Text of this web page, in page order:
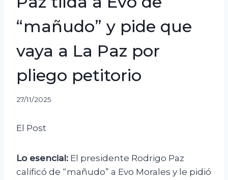
“mañudo” y pide que
vaya a La Paz por
pliego petitorio
27/11/2025
El Post
Lo esencial: El presidente Rodrigo Paz
calificó de “mañudo” a Evo Morales y le pidió